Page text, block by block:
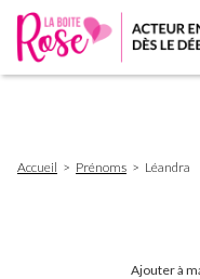
d'Ariane
Accueil Prénoms Léandra
Ajouter à